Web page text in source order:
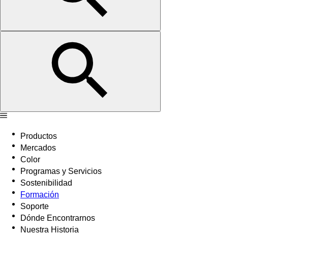
Productos
Mercados
Color
Programas y Servicios
Sostenibilidad
Formación
Soporte
Dónde Encontrarnos
Nuestra Historia